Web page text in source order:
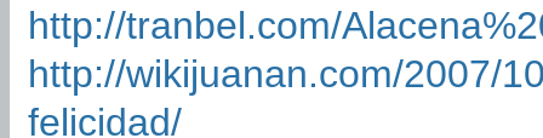
http://tranbel.com/
http://wikijuanan.com/2007/
felicidad/